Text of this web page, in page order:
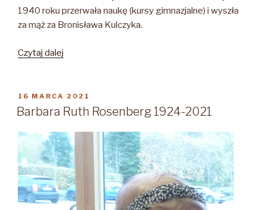
1940 roku przerwała naukę (kursy gimnazjalne) i wyszła
za mąż za Bronisława Kulczyka.
Czytaj dalej
1922-
2021”
OPUBLIKOWANE
W
16 MARCA 2021
Barbara Ruth Rosenberg 1924-2021